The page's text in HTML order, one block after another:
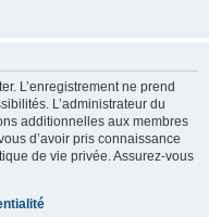
L’enregistrement ne prend
L’administrateur du
additionnelles aux membres
d’avoir pris connaissance
de vie privée. Assurez-vous